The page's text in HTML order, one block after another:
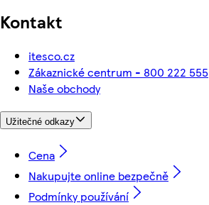
Kontakt
itesco.cz
Zákaznické centrum - 800 222 555
Naše obchody
Užitečné odkazy
Cena
Nakupujte online bezpečně
Podmínky používání